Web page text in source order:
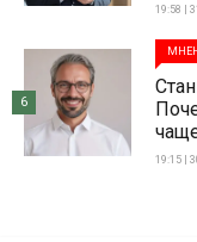
19:58 |
19:15 |
6